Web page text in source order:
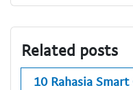
Related posts
10 Rahasia